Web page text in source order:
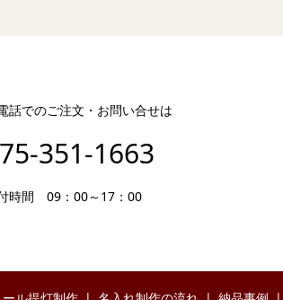
話でのご注文・お問い合せは
351-1663
時間 09：00～17：00